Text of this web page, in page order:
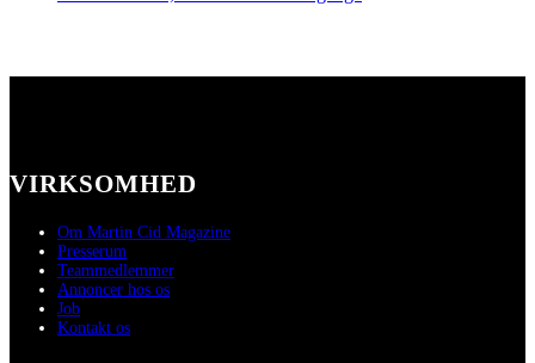
VIRKSOMHED
Om Martin Cid Magazine
Presserum
Teammedlemmer
Annoncer hos os
Job
Kontakt os